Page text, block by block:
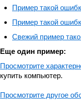
Пример такой
Пример такой
Свежий пример
Еще один пример:
Просмотрите
купить компьютер.
Просмотрите другое